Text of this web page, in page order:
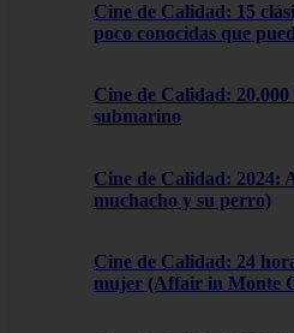
Cine de Calidad: 15
poco conocidas que
Cine de Calidad: 20.000
submarino
Cine de Calidad: 2024:
muchacho y su perro)
Cine de Calidad: 24
mujer (Affair in Monte